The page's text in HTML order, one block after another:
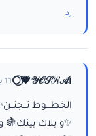
رد
ا𝒴𝒪𝒮ℛ𝒜💗⃝🌕 11 يونيو 2026
الخطـــوط
✨و بلاك